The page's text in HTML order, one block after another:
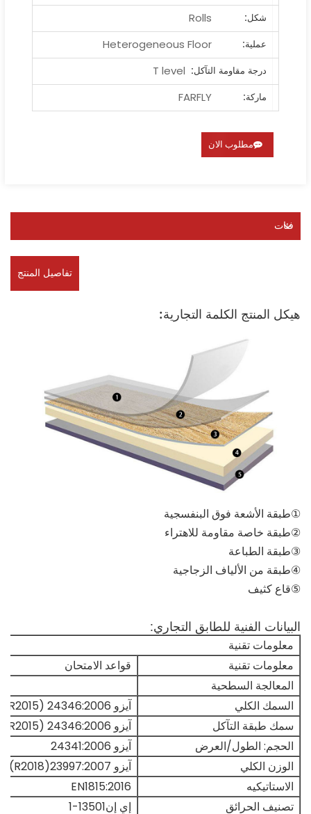
شكل:
Rolls
عملية:
Heterogeneous Floor
درجة مقاومة التآكل: T level
ماركة:
FARFLY
مطلوب الان
فئات
تفاصيل المنتج
هيكل المنتج الكلمة التجارية:
①طبقة الأشعة فوق البنفسجية
②طبقة خاصة مقاومة للاهتراء
③طبقة الطباعة
④طبقة من الألياف الزجاجية
⑤قاع كثيف
البيانات الفنية للطابق التجاري:
معلومات تقنية
معلومات تقنية
قواعد الامتحان
المعالجة السطحية
السمك الكلي
آيزو 24346:2006 (R2015)
سمك طبقة التآكل
آيزو 24346:2006 (R2015)
الحجم: الطول/العرض
آيزو 24341:2006
الوزن الكلي
آيزو 23997:2007(R2018)
الاستاتيكيه
EN1815:2016
تصنيف الحرائق
إي إن13501-1